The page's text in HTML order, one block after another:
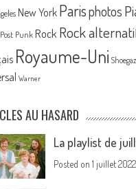
New York Parisphotos
Post Punk Rock Rock
Royaume-Uni
Warner
AU HASARD
La playlist de
Posted on1 juillet 2022